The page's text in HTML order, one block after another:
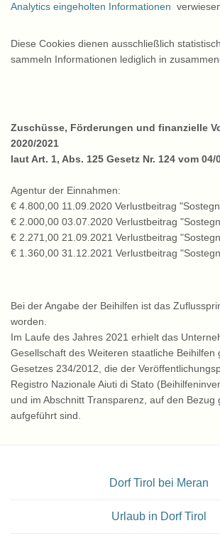
Analytics eingeholten Informationen
Diese Cookies dienen ausschließlich
sammeln Informationen lediglich in
Zuschüsse, Förderungen und finanzielle
2020/2021
laut Art. 1, Abs. 125 Gesetz Nr. 124 vom 04/
Agentur der Einnahmen:
€ 4.800,00 11.09.2020 Verlustbeitrag
€ 2.000,00 03.07.2020 Verlustbeitrag
€ 2.271,00 21.09.2021 Verlustbeitrag
€ 1.360,00 31.12.2021 Verlustbeitrag
Bei der Angabe der Beihilfen ist das
worden.
Im Laufe des Jahres 2021 erhielt das
Gesellschaft des Weiteren staatliche Beihilfen
Gesetzes 234/2012, die der
Registro Nazionale Aiuti di Stato
und im Abschnitt Transparenz, auf den Bezug
aufgeführt sind.
Dorf Tirol bei Meran
Urlaub in Dorf Tirol